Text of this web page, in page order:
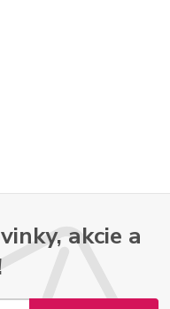
akcie a